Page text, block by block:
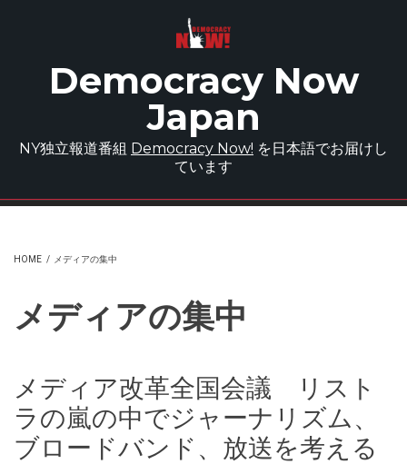
Democracy Now
Japan
NY独立報道番組 Democracy Now! を日本語でお届けし
ています
HOME / メディアの集中
メディアの集中
メディア改革全国会議 リスト
ラの嵐の中でジャーナリズム、
ブロードバンド、放送を考える